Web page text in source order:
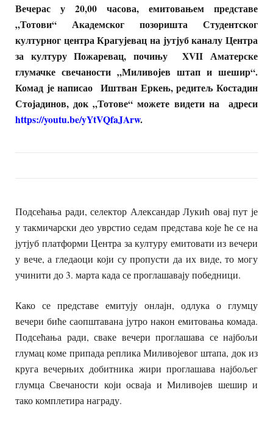
Вечерас у 20,00 часова, емитовањем представе
„Тотови“ Академског позоришта Студентског
културног центра Крагујевац на јутјуб каналу Центра
за културу Пожаревац, почињу XVII Аматерске
глумачке свечаности „Миливојев штап и шешир“.
Комад је написао Иштван Еркењ, редитељ Костадин
Стојадинов, док „Тотове“ можете видети на адреси
https://youtu.be/yYtVQfaJArw.
Подсећања ради, селектор Александар Лукић овај пут је
у такмичарски део уврстио седам представа које ће се на
јутјуб платформи Центра за културу емитовати из вечери
у вече, а гледаоци који су пропусти да их виде, то могу
учинити до 3. марта када се проглашавају победници.
Како се представе емитују онлајн, одлука о глумцу
вечери биће саопштавана јутро након емитовања комада.
Подсећања ради, сваке вечери проглашава се најбољи
глумац коме припада реплика Миливојевог штапа, док из
круга вечерњих добитника жири проглашава најбољег
глумца Свечаности који осваја и Миливојев шешир и
тако комплетира награду.